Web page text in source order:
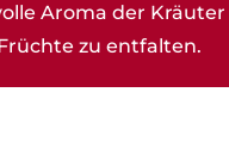
Aroma der Kräuter
zu entfalten.